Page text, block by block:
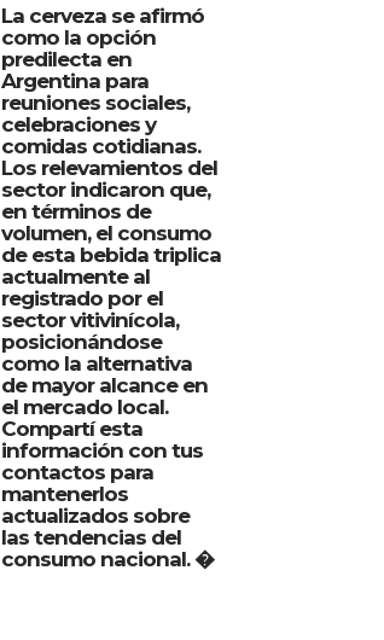
La cerveza se afirmó
como la opción
predilecta en
Argentina para
reuniones sociales,
celebraciones y
comidas cotidianas.
Los relevamientos del
sector indicaron que,
en términos de
volumen, el consumo
de esta bebida triplica
actualmente al
registrado por el
sector vitivinícola,
posicionándose
como la alternativa
de mayor alcance en
el mercado local.
Compartí esta
información con tus
contactos para
mantenerlos
actualizados sobre
las tendencias del
consumo nacional. �